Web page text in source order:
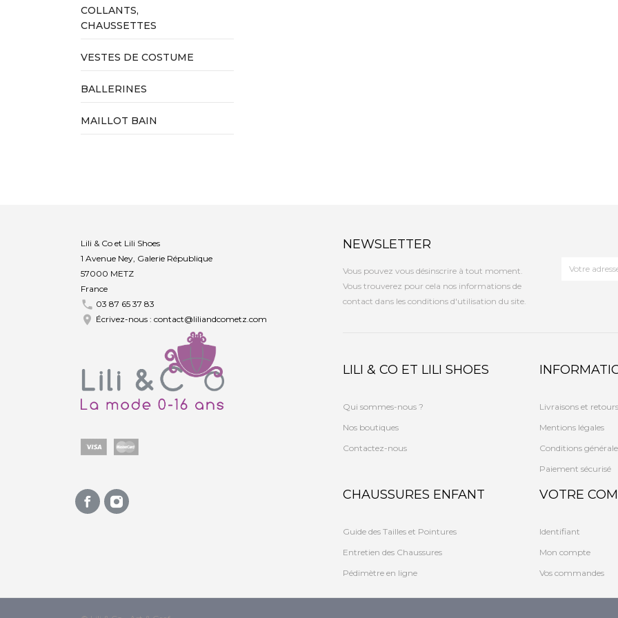
COLLANTS,
CHAUSSETTES
VESTES DE COSTUME
BALLERINES
MAILLOT BAIN
Lili & Co et Lili Shoes
1 Avenue Ney, Galerie République
57000 METZ
France
 03 87 65 37 83
 Écrivez-nous : contact@liliandcometz.com
NEWSLETTER
Vous pouvez vous désinscrire à tout moment.
Vous trouverez pour cela nos informations de
contact dans les conditions d'utilisation du site.
LILI & CO ET LILI SHOES
Qui sommes-nous ?
Nos boutiques
Contactez-nous
Livraisons et retours
Mentions légales
Conditions
Paiement sécurisé
CHAUSSURES ENFANT
Guide des Tailles et Pointures
Entretien des Chaussures
Pédimètre en ligne
VOTRE
Identifiant
Mon compte
Vos commandes